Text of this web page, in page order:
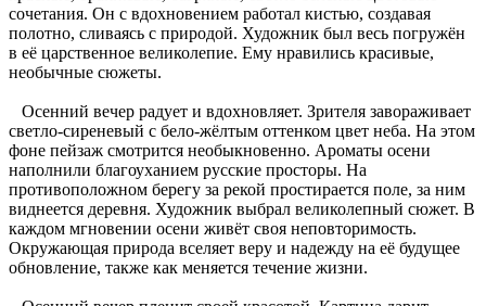
сочетания. Он с вдохновением работал кистью, создавая
полотно, сливаясь с природой. Художник был весь погружён
в её царственное великолепие. Ему нравились красивые,
необычные сюжеты.
Осенний вечер радует и вдохновляет. Зрителя завораживает
светло-сиреневый с бело-жёлтым оттенком цвет неба. На этом
фоне пейзаж смотрится необыкновенно. Ароматы осени
наполнили благоуханием русские просторы. На
противоположном берегу за рекой простирается поле, за ним
виднеется деревня. Художник выбрал великолепный сюжет. В
каждом мгновении осени живёт своя неповторимость.
Окружающая природа вселяет веру и надежду на её будущее
обновление, также как меняется течение жизни.